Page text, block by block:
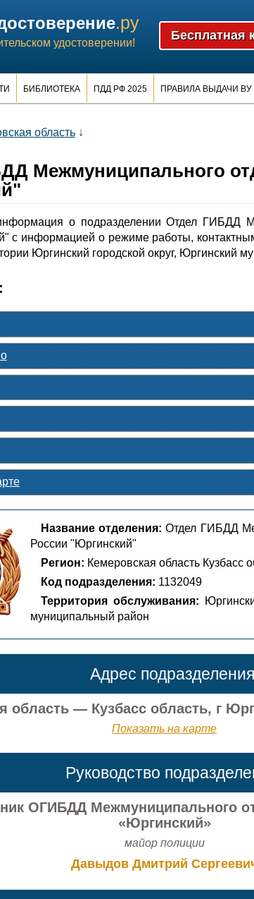
.ру
удостоверении!
БИБЛИОТЕКА ПДД РФ 2025 ПРАВИЛА ВЫДАЧИ ВУ
область ↓
Межмуниципального
о подразделении Отдел ГИБДД
с информацией о режиме работы,
Юргинский городской округ, Юргинский
Название отделения: Отдел ГИБДД
России "Юргинский"
Регион: Кемеровская область Кузбасс
Код подразделения: 1132049
Территория обслуживания:
муниципальный район
Адрес подразделения
область — Кузбасс область, г
Показать на карте
Руководство
ОГИБДД Межмуниципального
«Юргинский»
майор полиции
Давыдов Дмитрий